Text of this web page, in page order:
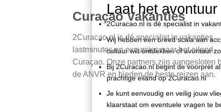
Laat het
2Curacao.nl is dé specialist in
Wij hebben een breed scala aan
cultuur wilt ontdekken of avontuur
Bij 2Curacao.nl begint de voorpret
prachtige eiland op 2Curacao.nl
Je kunt eenvoudig en veilig jouw
klaarstaat om eventuele vragen te
Curaçao Vakanties
2Curacao.nl is dé specialist in vakanties,
lastminutes en excursies naar het eiland
Curaçao. Onze partners zijn aangesloten
de ANVR en bieden de beste reizen aan.